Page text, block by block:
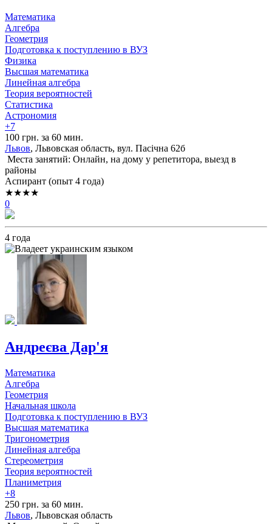
Математика
Алгебра
Геометрия
Подготовка к поступлению в ВУЗ
Физика
Высшая математика
Линейная алгебра
Теория вероятностей
Статистика
Астрономия
+7
100 грн. за 60 мин.
Львов, Львовская область, вул. Пасічна 62б
Места занятий: Онлайн, на дому у репетитора, выезд в
районы
Аспирант (опыт 4 года)
★★★★
0
4 года
Андреєва Дар'я
Математика
Алгебра
Геометрия
Начальная школа
Подготовка к поступлению в ВУЗ
Высшая математика
Тригонометрия
Линейная алгебра
Стереометрия
Теория вероятностей
Планиметрия
+8
250 грн. за 60 мин.
Львов, Львовская область